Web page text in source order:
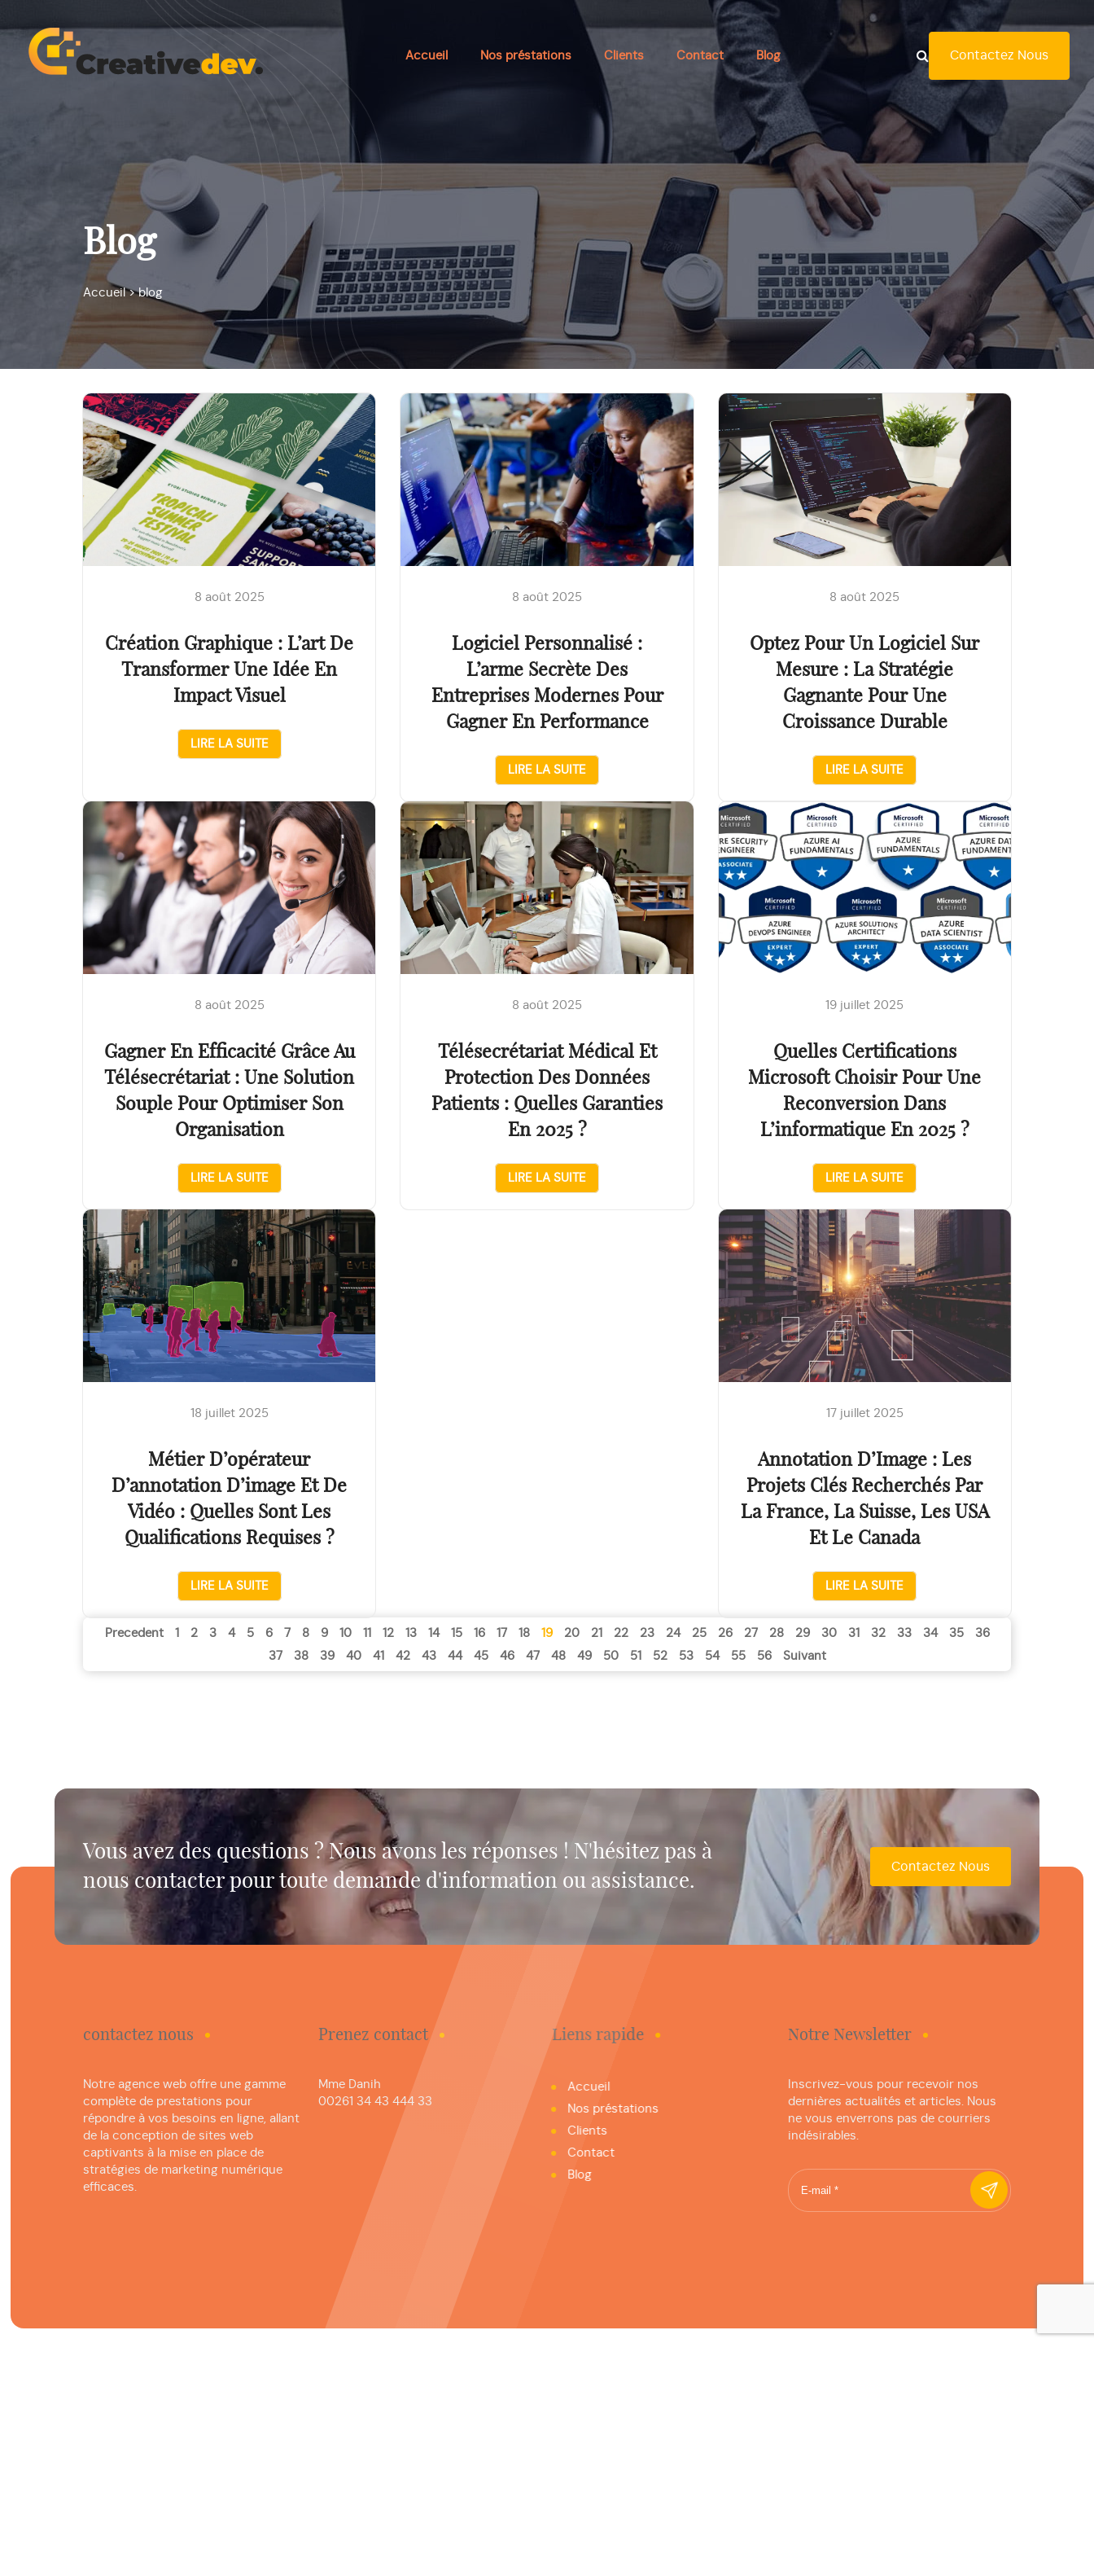
Accueil Nos préstations Clients Contact Blog Contactez Nous
Blog
Accueil>blog
8 août 2025
Création Graphique : L’art De
Transformer Une Idée En
Impact Visuel
LIRE LA SUITE
8 août 2025
Logiciel Personnalisé :
L’arme Secrète Des
Entreprises Modernes Pour
Gagner En Performance
LIRE LA SUITE
8 août 2025
Optez Pour Un Logiciel Sur
Mesure : La Stratégie
Gagnante Pour Une
Croissance Durable
LIRE LA SUITE
8 août 2025
Gagner En Efficacité Grâce Au
Télésecrétariat : Une Solution
Souple Pour Optimiser Son
Organisation
LIRE LA SUITE
8 août 2025
Télésecrétariat Médical Et
Protection Des Données
Patients : Quelles Garanties
En 2025 ?
LIRE LA SUITE
19 juillet 2025
Quelles Certifications
Microsoft Choisir Pour Une
Reconversion Dans
L’informatique En 2025 ?
LIRE LA SUITE
18 juillet 2025
Métier D’opérateur
D’annotation D’image Et De
Vidéo : Quelles Sont Les
Qualifications Requises ?
LIRE LA SUITE
17 juillet 2025
Annotation D’Image : Les
Projets Clés Recherchés Par
La France, La Suisse, Les USA
Et Le Canada
LIRE LA SUITE
Navigation
des
Precedent 1 2 3 4 5 6 7 8 9 10 11 12 13 14 15 16 17 18 19 20 21 22 23 24 25 26 27 28 29 30 31 32 33 34 35
36
37
38 39 40 41 42 43 44 45 46 47 48 49 50 51 52 53 54 55 56 Suivant
Vous avez des questions ? Nous avons les réponses ! N'hésitez pas à
nous contacter pour toute demande d'information ou assistance.
Contactez Nous
contactez nous
Notre agence web offre une gamme
complète de prestations pour
répondre à vos besoins en ligne, allant
de la conception de sites web
captivants à la mise en place de
stratégies de marketing numérique
efficaces.
Prenez contact
Mme Danih
00261 34 43 444 33
Liens rapide
Accueil
Nos préstations
Clients
Contact
Blog
Notre Newsletter
Inscrivez-vous pour recevoir nos
dernières actualités et articles. Nous
ne vous enverrons pas de courriers
indésirables.